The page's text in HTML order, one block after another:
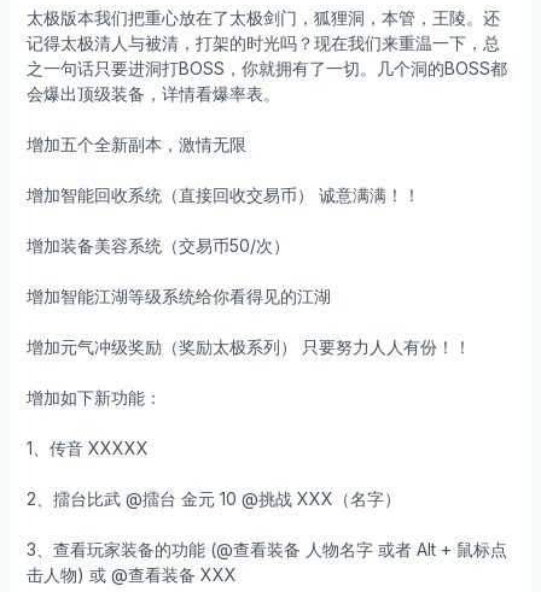
太极版本我们把重心放在了太极剑门，狐狸洞，本管，王陵。还
记得太极清人与被清，打架的时光吗？现在我们来重温一下，总
之一句话只要进洞打BOSS，你就拥有了一切。几个洞的BOSS都
会爆出顶级装备，详情看爆率表。
增加五个全新副本，激情无限
增加智能回收系统（直接回收交易币） 诚意满满！！
增加装备美容系统（交易币50/次）
增加智能江湖等级系统给你看得见的江湖
增加元气冲级奖励（奖励太极系列） 只要努力人人有份！！
增加如下新功能：
1、传音 XXXXX
2、擂台比武 @擂台 金元 10 @挑战 XXX（名字）
3、查看玩家装备的功能 (@查看装备 人物名字 或者 Alt + 鼠标点
击人物) 或 @查看装备 XXX